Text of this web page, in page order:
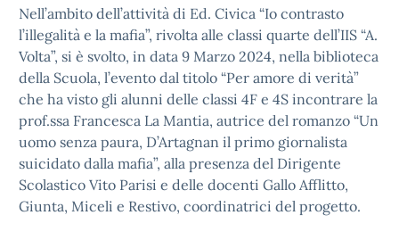
Nell’ambito dell’attività di Ed. Civica “Io contrasto
l’illegalità e la mafia”, rivolta alle classi quarte dell’IIS “A.
Volta”, si è svolto, in data 9 Marzo 2024, nella biblioteca
della Scuola, l’evento dal titolo “Per amore di verità”
che ha visto gli alunni delle classi 4F e 4S incontrare la
prof.ssa Francesca La Mantia, autrice del romanzo “Un
uomo senza paura, D’Artagnan il primo giornalista
suicidato dalla mafia”, alla presenza del Dirigente
Scolastico Vito Parisi e delle docenti Gallo Afflitto,
Giunta, Miceli e Restivo, coordinatrici del progetto.